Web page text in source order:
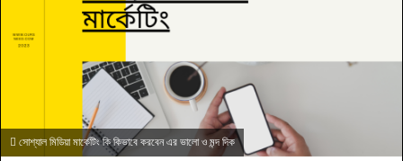
সোশ্যাল মিডিয়া মার্কেটিং কি কিভাবে করবেন এর ভালো ও মন্দ দিক